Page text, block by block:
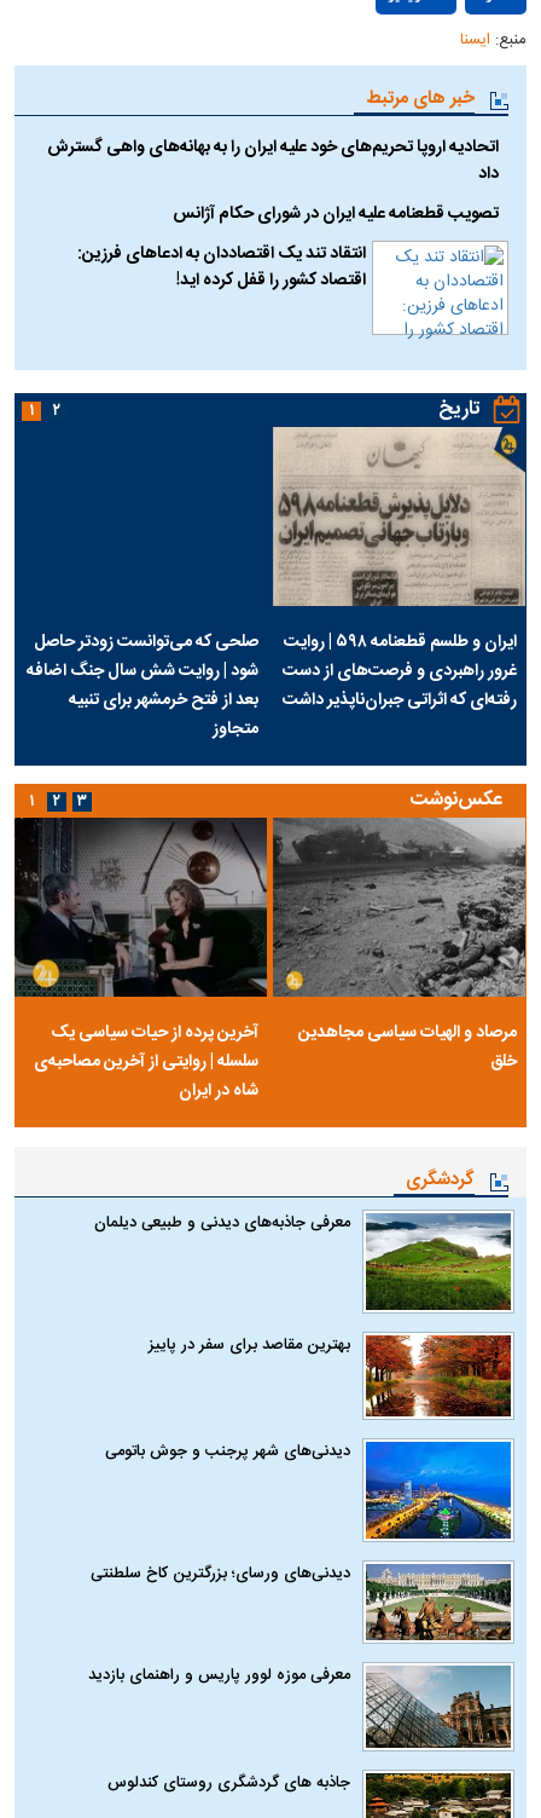
منبع: ایسنا
خبر های مرتبط
اتحادیه اروپا تحریم‌های خود علیه ایران را به بهانه‌های واهی گسترش
داد
تصویب قطعنامه علیه ایران در شورای حکام آژانس
انتقاد تند یک اقتصاددان به ادعا‌های فرزین:
اقتصاد کشور را قفل کرده اید!
تاریخ
ایران و طلسم قطعنامه ۵۹۸ | روایت
غرور راهبردی و فرصت‌های از دست
رفته‌ای که اثراتی جبران‌ناپذیر داشت
صلحی که می‌توانست زودتر حاصل
شود | روایت شش سال جنگ اضافه
بعد از فتح خرمشهر برای تنبیه
متجاوز
۱ ۲
عکس‌نوشت
مرصاد و الهیات سیاسی مجاهدین
خلق
آخرین پرده از حیات سیاسی یک
سلسله | روایتی از آخرین مصاحبه‌ی
شاه در ایران
۱ ۲ ۳
گردشگری
معرفی جاذبه‌های دیدنی و طبیعی دیلمان
بهترین مقاصد برای سفر در پاییز
دیدنی‌های شهر پرجنب و جوش باتومی
دیدنی‌های ورسای؛ بزرگترین کاخ سلطنتی
معرفی موزه لوور پاریس و راهنمای بازدید
جاذبه های گردشگری روستای کندلوس